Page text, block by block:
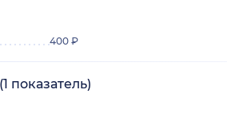
400 ₽
показатель)